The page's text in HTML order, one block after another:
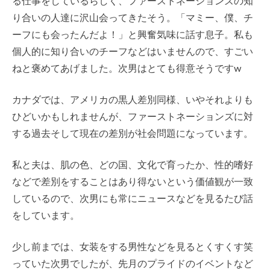
り合いの人達に沢山会ってきたそう。「マミー、僕、チ
ーフにも会ったんだよ！」と興奮気味に話す息子。私も
個人的に知り合いのチーフなどはいませんので、すごい
ねと褒めてあげました。次男はとても得意そうですw
カナダでは、アメリカの黒人差別同様、いやそれよりも
ひどいかもしれませんが、ファーストネーションズに対
する過去そして現在の差別が社会問題になっています。
私と夫は、肌の色、どの国、文化で育ったか、性的嗜好
などで差別をすることはあり得ないという価値観が一致
しているので、次男にも常にニュースなどを見るたび話
をしています。
少し前までは、女装をする男性などを見るとくすくす笑
っていた次男でしたが、先月のプライドのイベントなど